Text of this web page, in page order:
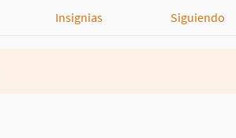
Insignias Siguiendo